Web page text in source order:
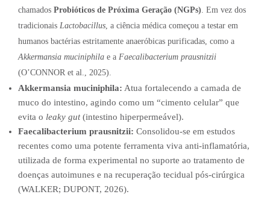
chamados Probióticos de Próxima Geração (NGPs). Em vez dos
tradicionais Lactobacillus, a ciência médica começou a testar em
humanos bactérias estritamente anaeróbicas purificadas, como a
Akkermansia muciniphila e a Faecalibacterium prausnitzii
(O’CONNOR et al., 2025).
Akkermansia muciniphila: Atua fortalecendo a camada de
muco do intestino, agindo como um “cimento celular” que
evita o leaky gut(intestino hiperpermeável).
Faecalibacterium prausnitzii: Consolidou-se em estudos
recentes como uma potente ferramenta viva anti-inflamatória,
utilizada de forma experimental no suporte ao tratamento de
doenças autoimunes e na recuperação tecidual pós-cirúrgica
(WALKER; DUPONT, 2026).